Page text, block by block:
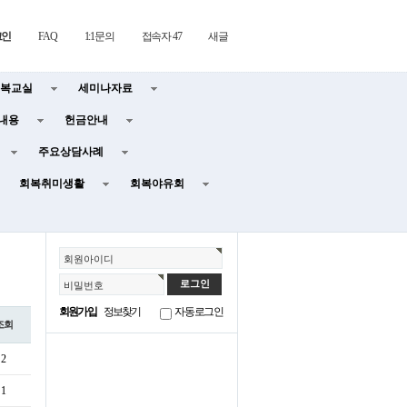
FAQ 1:1문의 접속자 47 새글
교실 세미나자료
용 헌금안내
주요상담사례
회복취미생활 회복야유회
회원아이디
비밀번호
회원가입 정보찾기 자동로그인
회
2
1